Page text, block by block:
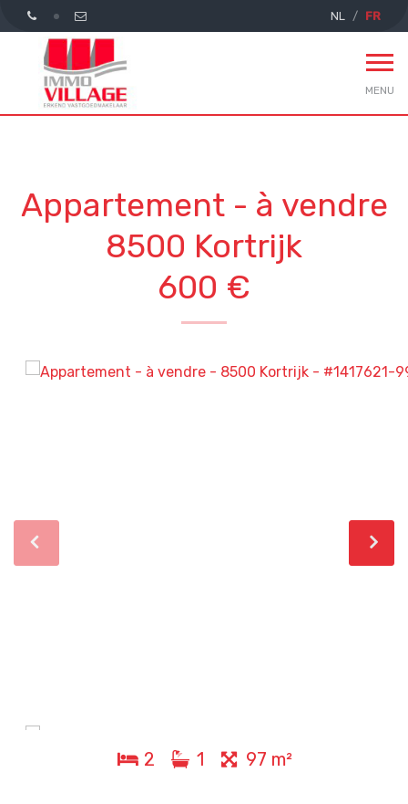
NL FR
MENU
Appartement - à vendre
8500 Kortrijk
600 €
2 1 97 m²